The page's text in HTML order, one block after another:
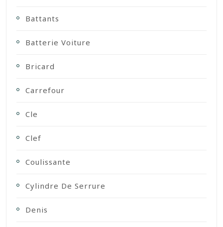
Battants
Batterie Voiture
Bricard
Carrefour
Cle
Clef
Coulissante
Cylindre De Serrure
Denis